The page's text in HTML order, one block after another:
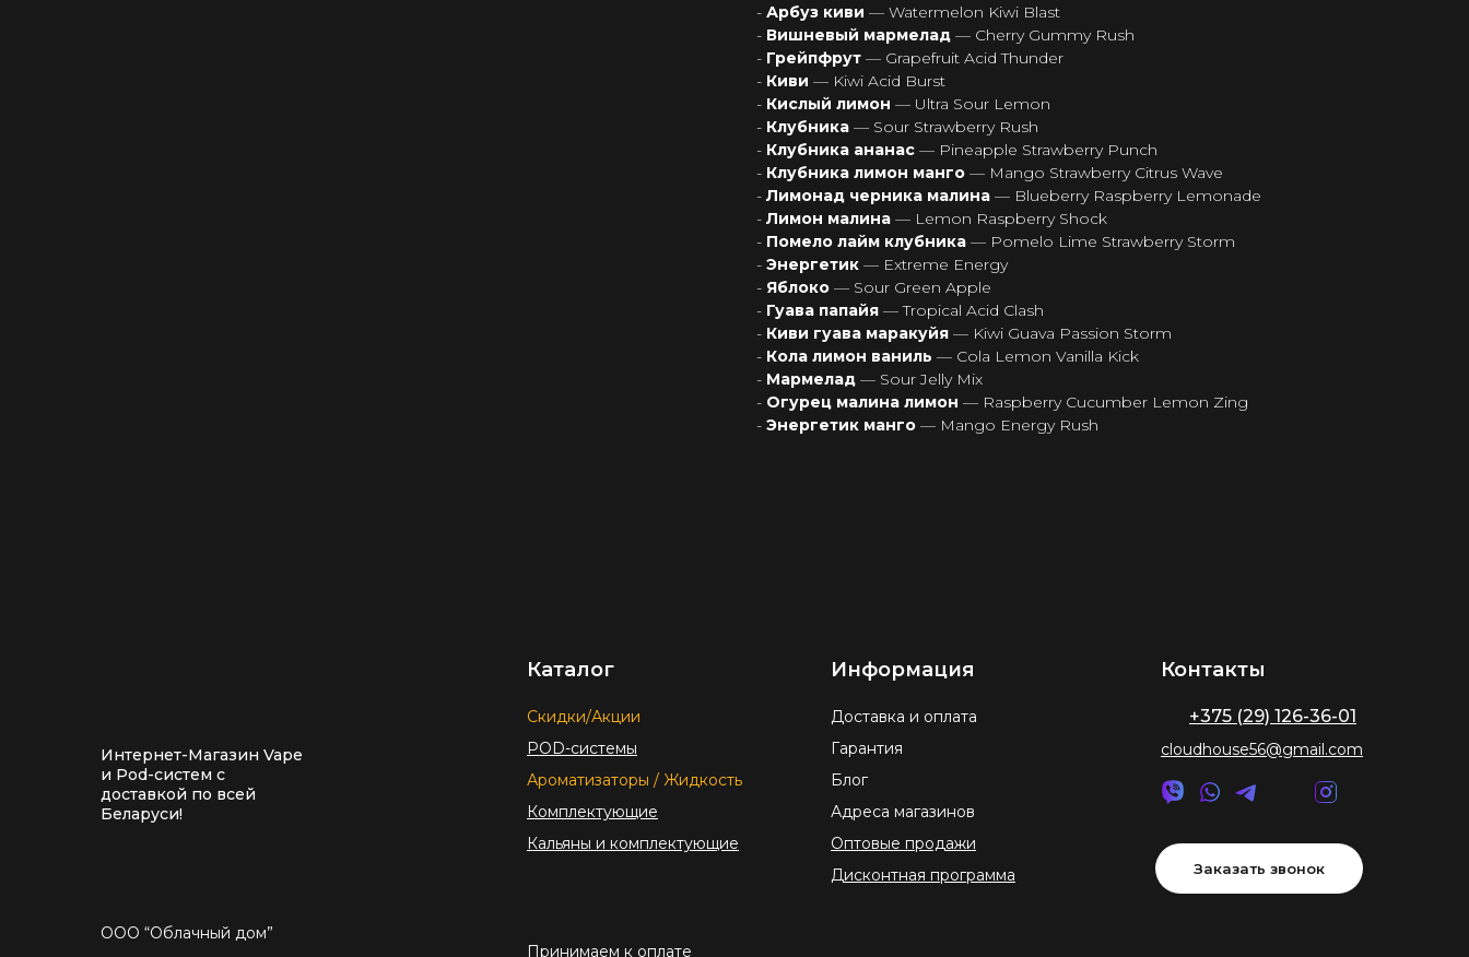
- Арбуз киви — Watermelon Kiwi Blast
- Вишневый мармелад — Cherry Gummy Rush
- Грейпфрут — Grapefruit Acid Thunder
- Киви — Kiwi Acid Burst
- Кислый лимон — Ultra Sour Lemon
- Клубника — Sour Strawberry Rush
- Клубника ананас — Pineapple Strawberry Punch
- Клубника лимон манго — Mango Strawberry Citrus Wave
- Лимонад черника малина — Blueberry Raspberry Lemonade
- Лимон малина — Lemon Raspberry Shock
- Помело лайм клубника — Pomelo Lime Strawberry Storm
- Энергетик — Extreme Energy
- Яблоко — Sour Green Apple
- Гуава папайя — Tropical Acid Clash
- Киви гуава маракуйя — Kiwi Guava Passion Storm
- Кола лимон ваниль — Cola Lemon Vanilla Kick
- Мармелад — Sour Jelly Mix
- Огурец малина лимон — Raspberry Cucumber Lemon Zing
- Энергетик манго — Mango Energy Rush
cloudhouse56@gmail.com
Кальяны и комплектующие
Оптовые продажи
Дисконтная программа
Комплектующие
POD-системы
+375 (29) 126-36-01
Адреса магазинов
Блог
Доставка и оплата
Гарантия
Скидки/Акции
Ароматизаторы / Жидкость
Принимаем к оплате
Каталог Информация Контакты
ООО “Облачный дом”
Интернет-Магазин Vape
и Pod-систем с
доставкой по всей
Беларуси!
Заказать звонок